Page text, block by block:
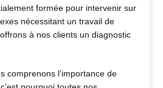
formée pour intervenir sur
nécessitant un travail de
à nos clients un diagnostic
comprenons l’importance de